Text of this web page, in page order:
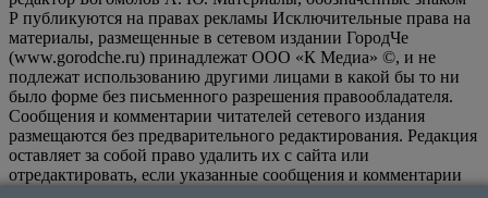
Р публикуются на правах рекламы Исключительные права на
материалы, размещенные в сетевом издании ГородЧе
(www.gorodche.ru) принадлежат ООО «К Медиа» ©, и не
подлежат использованию другими лицами в какой бы то ни
было форме без письменного разрешения правообладателя.
Сообщения и комментарии читателей сетевого издания
размещаются без предварительного редактирования. Редакция
оставляет за собой право удалить их с сайта или
отредактировать, если указанные сообщения и комментарии